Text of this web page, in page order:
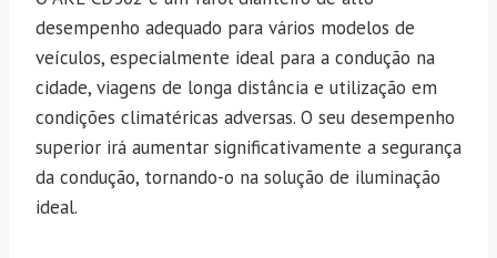
desempenho adequado para vários modelos de
veículos, especialmente ideal para a condução na
cidade, viagens de longa distância e utilização em
condições climatéricas adversas. O seu desempenho
superior irá aumentar significativamente a segurança
da condução, tornando-o na solução de iluminação
ideal.